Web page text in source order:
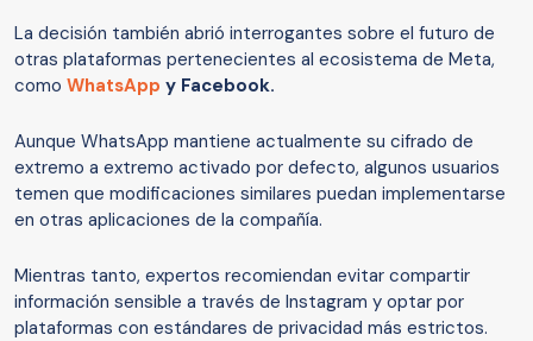
La decisión también abrió interrogantes sobre el futuro de
otras plataformas pertenecientes al ecosistema de Meta,
como WhatsApp y Facebook.
Aunque WhatsApp mantiene actualmente su cifrado de
extremo a extremo activado por defecto, algunos usuarios
temen que modificaciones similares puedan implementarse
en otras aplicaciones de la compañía.
Mientras tanto, expertos recomiendan evitar compartir
información sensible a través de Instagram y optar por
plataformas con estándares de privacidad más estrictos.